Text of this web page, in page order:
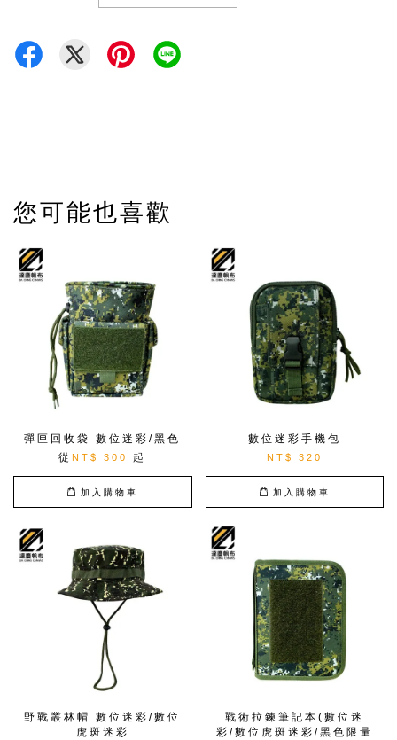
您可能也喜歡
彈匣回收袋 數位迷彩/黑色
從NT$ 300 起
加入購物車
數位迷彩手機包
NT$ 320
加入購物車
野戰叢林帽 數位迷彩/數位
虎斑迷彩
戰術拉鍊筆記本(數位迷
彩/數位虎斑迷彩/黑色限量